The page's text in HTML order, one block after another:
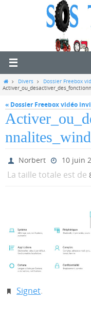
HomeDivers
Dossier Freebox
« Dossier Freebox vidéo
Norbert 10 juin
La taille totale est de
Signet.